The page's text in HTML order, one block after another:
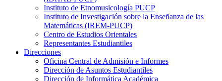
Instituto de Etnomusicología PUCP
Instituto de Investigación sobre la Enseñanza de las
Matemáticas (IREM-PUCP)
Centro de Estudios Orientales
Representantes Estudiantiles
Direcciones
Oficina Central de Admisión e Informes
Dirección de Asuntos Estudiantiles
Dirección de Informática Académica